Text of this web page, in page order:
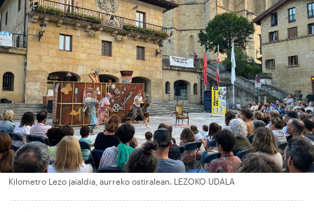
Kilometro Lezo jaialdia, aurreko ostiralean. LEZOKO UDALA